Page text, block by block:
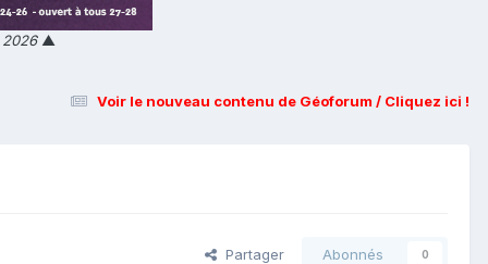
▲
Voir le nouveau contenu de Géoforum / Cliquez ici !
Partager Abonnés 0